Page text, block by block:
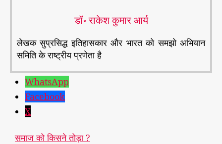
डॉ॰ राकेश कुमार आर्य
लेखक सुप्रसिद्ध इतिहासकार और भारत को समझो अभियान
समिति के राष्ट्रीय प्रणेता है
WhatsApp
Facebook
X
समाज को किसने तोड़ा ?